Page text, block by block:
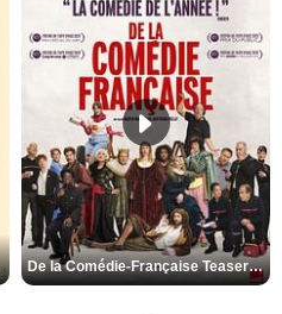
De la Comédie-Française Teaser VF